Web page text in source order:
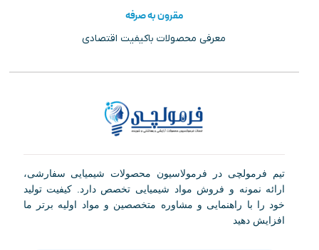
مقرون به صرفه
معرفی محصولات باکیفیت اقتصادی
تیم فرمولچی در فرمولاسیون محصولات شیمیایی سفارشی،
ارائه نمونه و فروش مواد شیمیایی تخصص دارد. کیفیت تولید
خود را با راهنمایی و مشاوره متخصصین و مواد اولیه برتر ما
افزایش دهید